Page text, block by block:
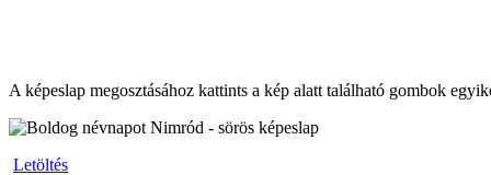
A képeslap megosztásához kattints a kép alatt található gombok
Letöltés